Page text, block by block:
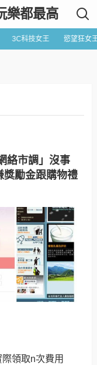
樂都最高
3C科技女王 慾望狂女
絡市調」沒事
獎勵金跟購物禮
領取n次費用